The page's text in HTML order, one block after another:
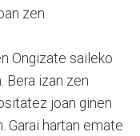
zen.
Ongizate saileko
Bera izan zen
joan ginen
Garai hartan emate